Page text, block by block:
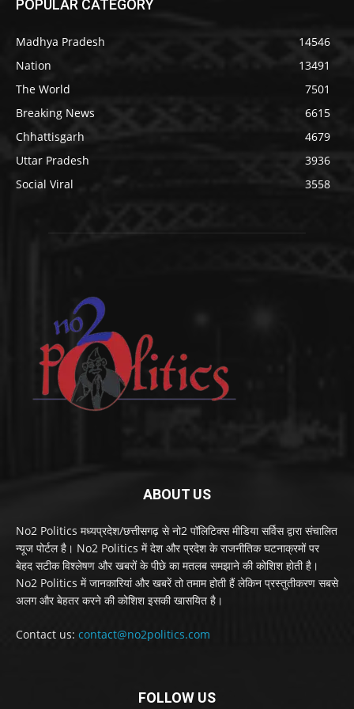
POPULAR CATEGORY
Madhya Pradesh
14546
Nation
13491
The World
7501
Breaking News
6615
Chhattisgarh
4679
Uttar Pradesh
3936
Social Viral
3558
ABOUT US
No2 Politics मध्यप्रदेश/छत्तीसगढ़ से नो2 पॉलिटिक्स मीडिया सर्विस द्वारा संचालित
न्यूज पोर्टल है। No2 Politics में देश और प्रदेश के राजनीतिक घटनाक्रमों पर
बेहद सटीक विश्लेषण और खबरों के पीछे का मतलब समझाने की कोशिश होती है।
No2 Politics में जानकारियां और खबरें तो तमाम होती हैं लेकिन प्रस्तुतीकरण सबसे
अलग और बेहतर करने की कोशिश इसकी खासयित है।
Contact us: contact@no2politics.com
FOLLOW US